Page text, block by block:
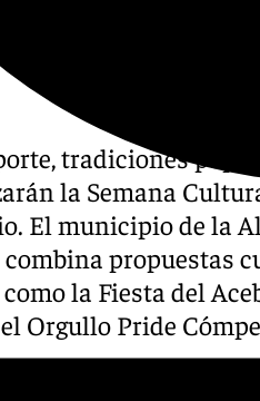
tradiciones
la Semana
El municipio de la
combina propuestas
como la Fiesta del
el Orgullo Pride